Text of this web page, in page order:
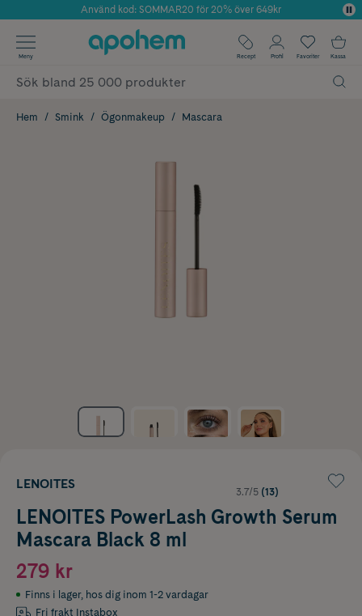
Årets Butik 2025 inom Skönhet
Använd kod: SOMMAR20 för 20% över 649kr
✓ Fri frakt
✓ Poäng på alla köp*
Meny Recept Profil Favoriter Kassa
Hem Smink Ögonmakeup Mascara
LENOITES
3.7/5 (13)
LENOITES PowerLash Growth Serum
Mascara Black 8 ml
279 kr
Finns i lager, hos dig inom 1-2 vardagar
Fri frakt Instabox